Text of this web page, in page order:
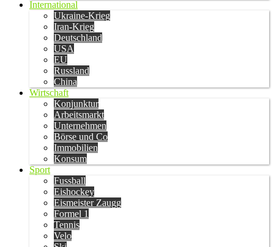
International
Ukraine-Krieg
Iran-Krieg
Deutschland
USA
EU
Russland
China
Wirtschaft
Konjunktur
Arbeitsmarkt
Unternehmen
Börse und Co
Immobilien
Konsum
Sport
Fussball
Eishockey
Eismeister Zaugg
Formel 1
Tennis
Velo